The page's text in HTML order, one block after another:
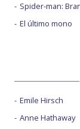
Spider-man:
El último mono
Emile Hirsch
Anne Hathaway